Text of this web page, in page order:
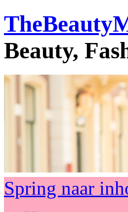
Beauty,
Spring naar